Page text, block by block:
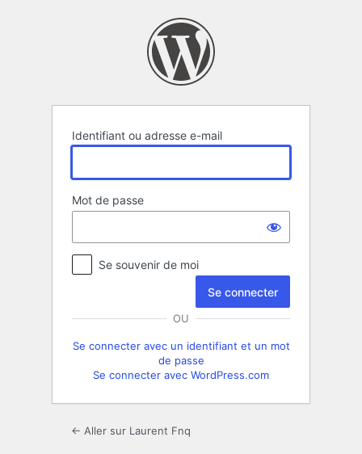
Identifiant ou adresse e-mail
Mot de passe
Se souvenir de moi
OU
Se connecter avec un identifiant et un mot
de passe
Se connecter avec WordPress.com
← Aller sur Laurent Fnq